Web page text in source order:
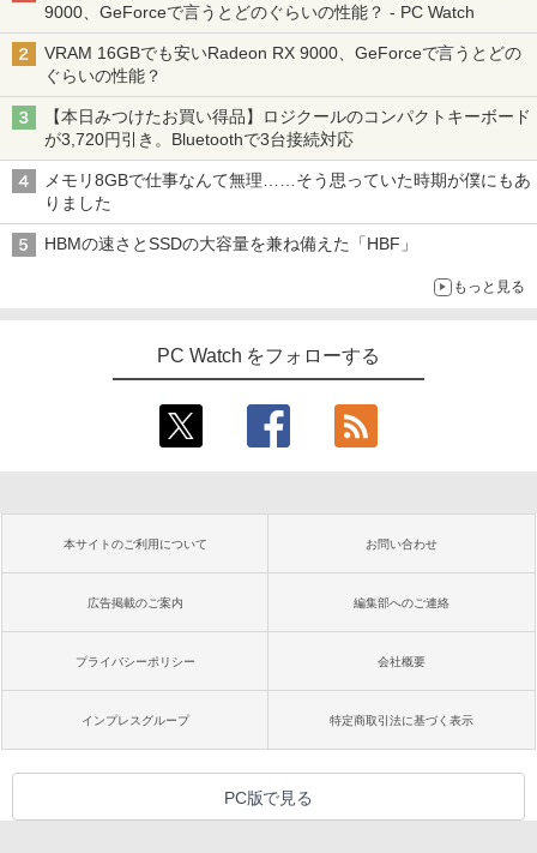
9000、GeForceで言うとどのぐらいの性能？ - PC Watch
VRAM 16GBでも安いRadeon RX 9000、GeForceで言うとどの
ぐらいの性能？
【本日みつけたお買い得品】ロジクールのコンパクトキーボード
が3,720円引き。Bluetoothで3台接続対応
メモリ8GBで仕事なんて無理……そう思っていた時期が僕にもあ
りました
HBMの速さとSSDの大容量を兼ね備えた「HBF」
もっと見る
PC Watch をフォローする
本サイトのご利用について お問い合わせ
広告掲載のご案内 編集部へのご連絡
プライバシーポリシー 会社概要
インプレスグループ 特定商取引法に基づく表示
PC版で見る